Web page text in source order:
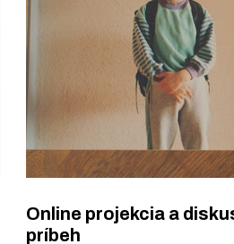
Online projekcia a
príbeh